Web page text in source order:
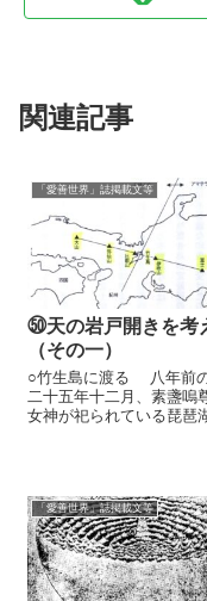
関連記事
「愛善世界」誌掲載文等
㊿天の岩戸開きを考
（その一）
○竹生島に渡る 八年前
二十五年十二月、素盞嗚
女神が祀られている琵琶
根城【註１】も訪れた。
島...
「愛善世界」誌掲載文等